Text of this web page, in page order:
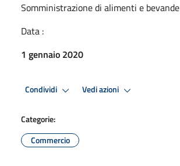
Somministrazione di alimenti e bevande
Data :
1 gennaio 2020
Condividi Vedi azioni
Categorie:
Commercio